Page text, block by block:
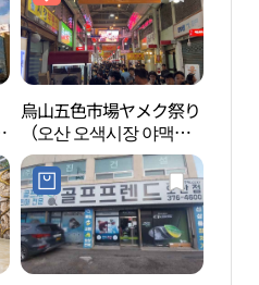
烏山五色市場ヤメク祭り
（오산 오색시장 야맥축
제）